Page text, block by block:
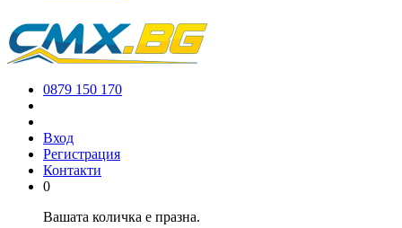
0879 150 170
Вход
Регистрация
Контакти
0
Вашата количка е празна.